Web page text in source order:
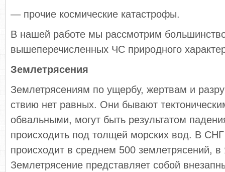
— прочие космические катастрофы.
В нашей работе мы рассмотрим
вышеперечисленных ЧС природного
Землетрясения
Землетрясениям по ущербу, жертвам и
ствию нет равных. Они бывают
обвальными, могут быть результатом
про­исходить под толщей морских вод. В
происходит в среднем 500 землетрясений,
Землетрясение пред­ставляет собой